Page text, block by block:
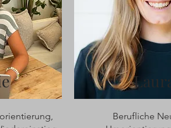
Berufliche